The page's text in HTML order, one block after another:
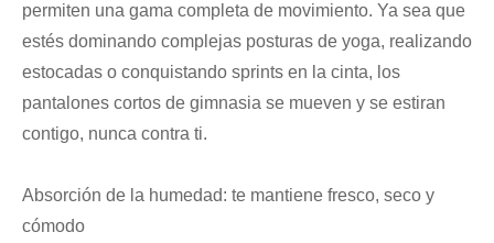
permiten una gama completa de movimiento. Ya sea que
estés dominando complejas posturas de yoga, realizando
estocadas o conquistando sprints en la cinta, los
pantalones cortos de gimnasia se mueven y se estiran
contigo, nunca contra ti.
Absorción de la humedad: te mantiene fresco, seco y
cómodo